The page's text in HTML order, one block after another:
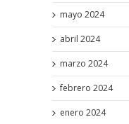
mayo 2024
abril 2024
marzo 2024
febrero 2024
enero 2024